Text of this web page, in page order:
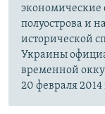
экономические
полуострова и
исторической
Украины
временной
20 февраля 2014